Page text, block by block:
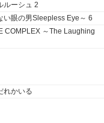
ルーシュ 2
い眼の男Sleepless Eye～ 6
COMPLEX ～The Laughing
れかいる